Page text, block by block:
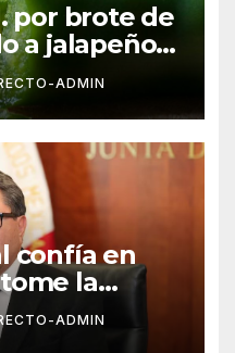
por brote de
a jalapeños
345
ADMIN
confía en
la
el
el diálogo
ADMIN